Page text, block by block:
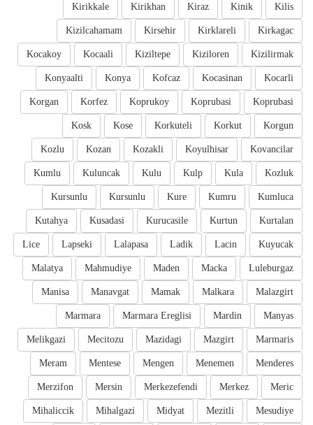
Kilis
Kinik
Kiraz
Kirikhan
Kirikkale
Kirkagac
Kirklareli
Kirsehir
Kizilcahamam
Kizilirmak
Kiziloren
Kiziltepe
Kocaali
Kocakoy
Kocarli
Kocasinan
Kofcaz
Konya
Konyaalti
Koprubasi
Koprubasi
Koprukoy
Korfez
Korgan
Korgun
Korkut
Korkuteli
Kose
Kosk
Kovancilar
Koyulhisar
Kozakli
Kozan
Kozlu
Kozluk
Kula
Kulp
Kulu
Kuluncak
Kumlu
Kumluca
Kumru
Kure
Kursunlu
Kursunlu
Kurtalan
Kurtun
Kurucasile
Kusadasi
Kutahya
Kuyucak
Lacin
Ladik
Lalapasa
Lapseki
Lice
Luleburgaz
Macka
Maden
Mahmudiye
Malatya
Malazgirt
Malkara
Mamak
Manavgat
Manisa
Manyas
Mardin
Marmara Ereglisi
Marmara
Marmaris
Mazgirt
Mazidagi
Mecitozu
Melikgazi
Menderes
Menemen
Mengen
Mentese
Meram
Meric
Merkez
Merkezefendi
Mersin
Merzifon
Mesudiye
Mezitli
Midyat
Mihalgazi
Mihaliccik